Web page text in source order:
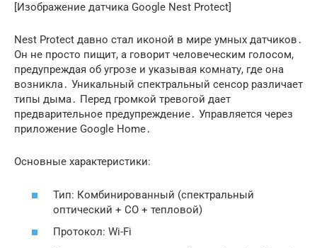
[Изображение датчика Google Nest Protect]
Nest Protect давно стал иконой в мире умных датчиков․
Он не просто пищит, а говорит человеческим голосом,
предупреждая об угрозе и указывая комнату, где она
возникла․ Уникальный спектральный сенсор различает
типы дыма․ Перед громкой тревогой дает
предварительное предупреждение․ Управляется через
приложение Google Home․
Основные характеристики:
Тип: Комбинированный (спектральный
оптический + CO + тепловой)
Протокол: Wi-Fi